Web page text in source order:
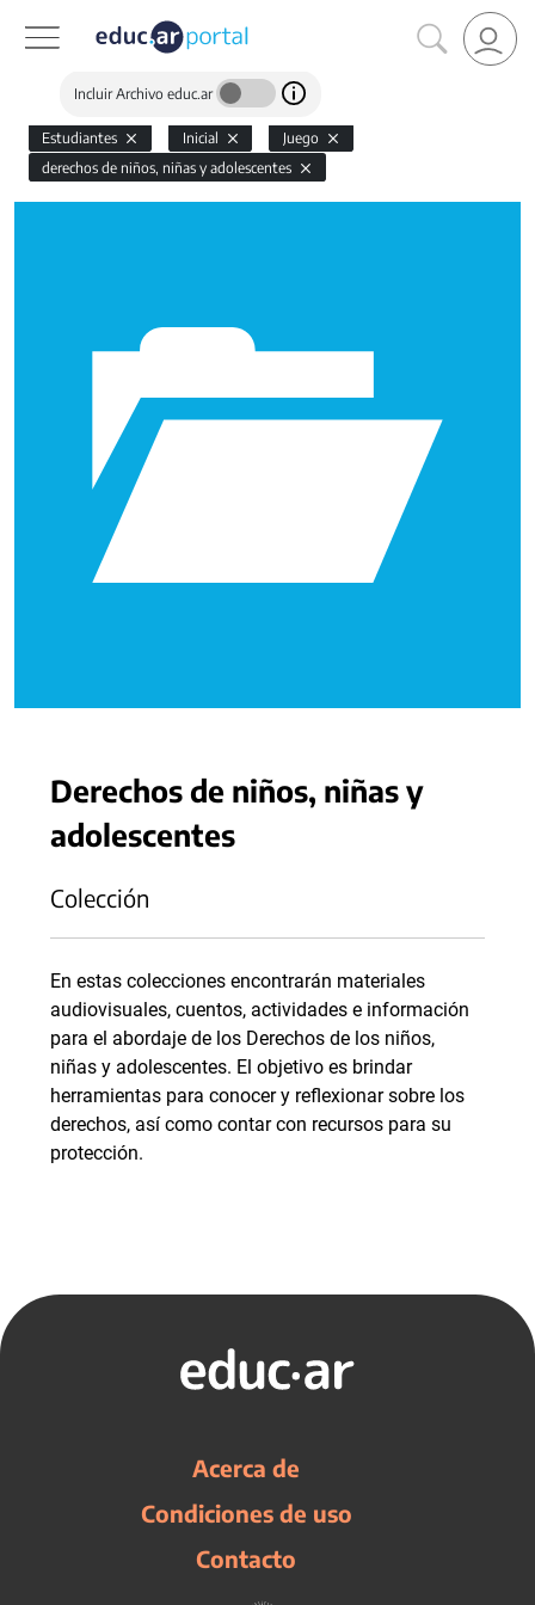
Incluir Archivo educ.ar
Estudiantes Inicial
Juego
derechos de niños, niñas y adolescentes
Derechos de niños, niñas y
adolescentes
Colección
En estas colecciones encontrarán materiales
audiovisuales, cuentos, actividades e información
para el abordaje de los Derechos de los niños,
niñas y adolescentes. El objetivo es brindar
herramientas para conocer y reflexionar sobre los
derechos, así como contar con recursos para su
protección.
Acerca de
Condiciones de uso
Contacto